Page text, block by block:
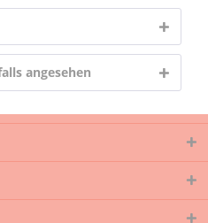
angesehen